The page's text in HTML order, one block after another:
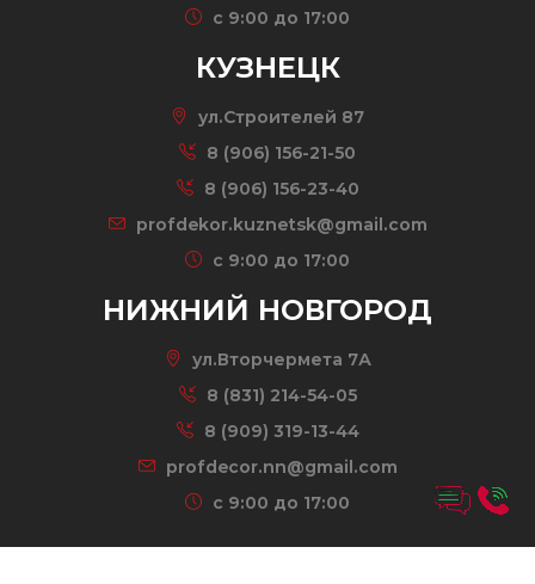
c 9:00 до 17:00
КУЗНЕЦК
ул.Строителей 87
8 (906) 156-21-50
8 (906) 156-23-40
profdekor.kuznetsk@gmail.com
c 9:00 до 17:00
НИЖНИЙ НОВГОРОД
ул.Вторчермета 7А
8 (831) 214-54-05
8 (909) 319-13-44
profdecor.nn@gmail.com
c 9:00 до 17:00